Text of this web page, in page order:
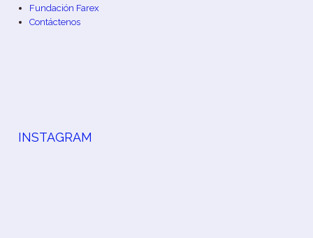
Fundación Farex
Contáctenos
INSTAGRAM